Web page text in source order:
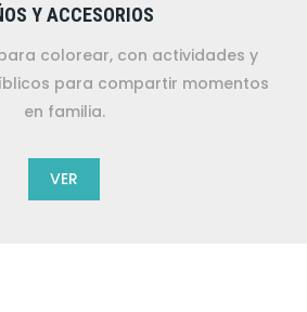
Y ACCESORIOS
colorear, con actividades y
para compartir momentos
en familia.
VER